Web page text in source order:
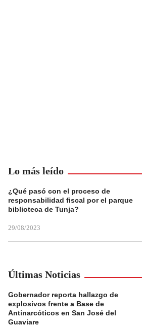
Lo más leído
¿Qué pasó con el proceso de
responsabilidad fiscal por el parque
biblioteca de Tunja?
29/08/2023
Últimas Noticias
Gobernador reporta hallazgo de
explosivos frente a Base de
Antinarcóticos en San José del
Guaviare